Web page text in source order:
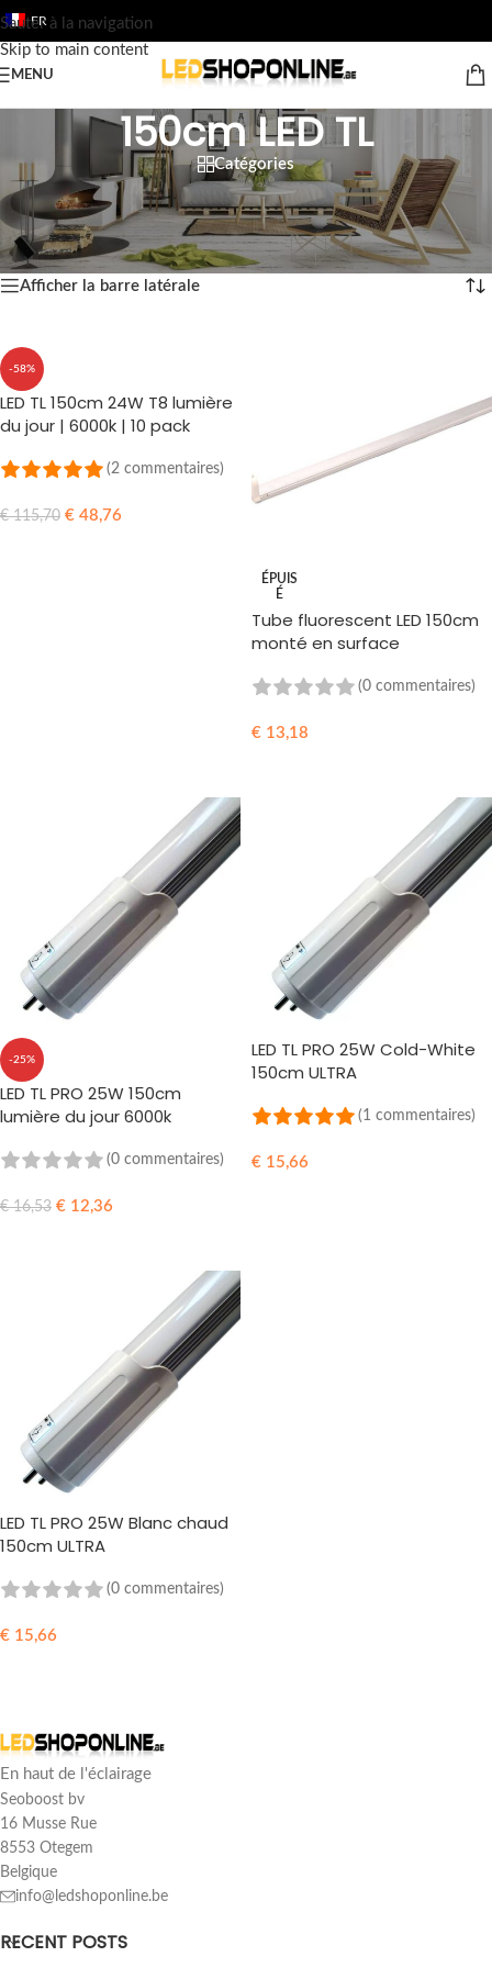
Sauter à la navigation
Skip to main content
FR
MENU
150cm LED TL
Catégories
Accueil / Boutique Sortie /TUBES FLUORESCENTS DE LED /
150cm LED TL
5 résultats affichés
Afficher la barre latérale
-58%
LED TL 150cm 24W T8 lumière
du jour | 6000k | 10 pack
(2 commentaires)
€115,70 € 48,76
ÉPUIS
É
Tube fluorescent LED 150cm
monté en surface
(0 commentaires)
€ 13,18
-25%
LED TL PRO 25W 150cm
lumière du jour 6000k
(0 commentaires)
€16,53 € 12,36
LED TL PRO 25W Cold-White
150cm ULTRA
(1 commentaires)
€ 15,66
LED TL PRO 25W Blanc chaud
150cm ULTRA
(0 commentaires)
€ 15,66
En haut de l'éclairage
Seoboost bv
16 Musse Rue
8553 Otegem
Belgique
info@ledshoponline.be
RECENT POSTS